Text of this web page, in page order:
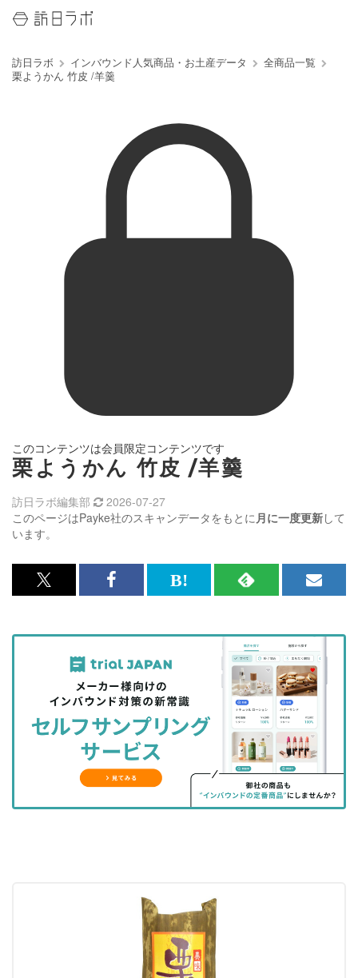
訪日ラボ インバウンド人気商品・お土産データ
全商品一覧
栗ようかん 竹皮 /羊羹
このコンテンツは会員限定コンテンツです
栗ようかん 竹皮 /羊羹
このページはPayke社のスキャンデータをもとに月に一度更新して
います。
訪日ラボ編集部 2026-07-27
x<br>
記
を
シ
ェ
る
Facebook<br>
記
事
を
シ
ェ
ア
す
る
は
な
ッ
ク
マ
に
RSS
記
事
を
購
読
す
る
メ
マ
ガ
登
録
す
る